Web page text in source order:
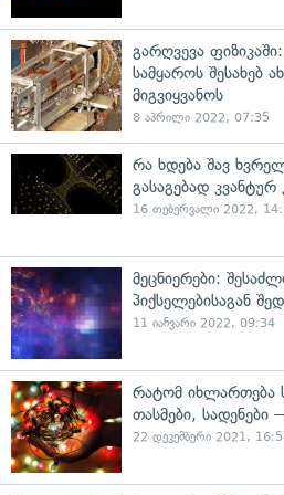
გარღვევა
სამყაროს შესახებ
მიგვიყვანოს
8 აპრილი 2022, 07:35
რა ხდება შავ
გასაგებად კვანტურ
16 თებერვალი 2022,
მეცნიერები:
პიქსელებისაგან
11 იანვარი 2022, 09:34
რატომ იხლართება
თასმები, სადენები
22 დეკემბერი 2021,